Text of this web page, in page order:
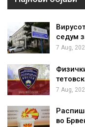
седум
7 Aug,
7 Aug,
во